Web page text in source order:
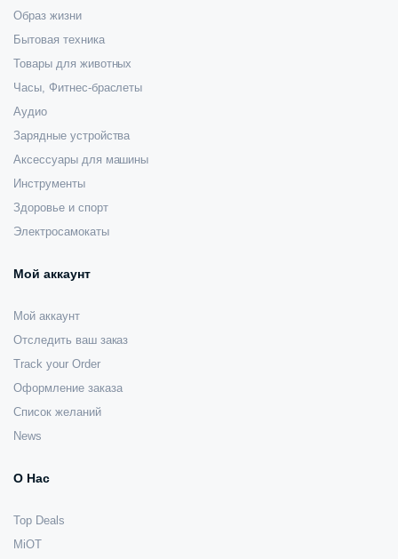
Образ жизни
Бытовая техника
Товары для животных
Часы, Фитнес-браслеты
Аудио
Зарядные устройства
Аксессуары для машины
Инструменты
Здоровье и спорт
Электросамокаты
Мой аккаунт
Мой аккаунт
Отследить ваш заказ
Track your Order
Оформление заказа
Список желаний
News
О Нас
Top Deals
MiOT